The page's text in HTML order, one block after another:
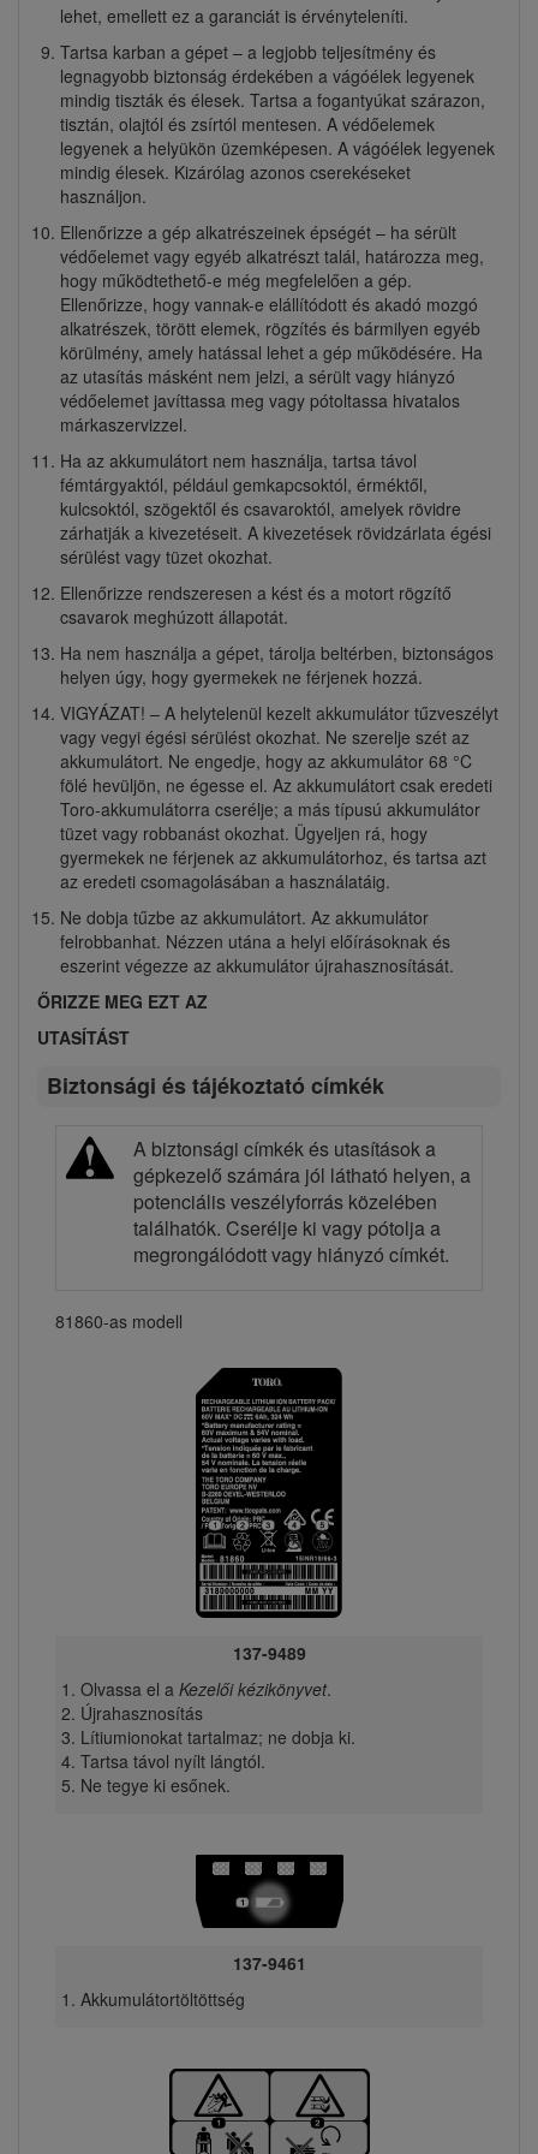
lehet, emellett ez a garanciát is érvényteleníti.
Tartsa karban a gépet – a legjobb teljesítmény és
legnagyobb biztonság érdekében a vágóélek legyenek
mindig tiszták és élesek. Tartsa a fogantyúkat szárazon,
tisztán, olajtól és zsírtól mentesen. A védőelemek
legyenek a helyükön üzemképesen. A vágóélek legyenek
mindig élesek. Kizárólag azonos cserekéseket
használjon.
Ellenőrizze a gép alkatrészeinek épségét – ha sérült
védőelemet vagy egyéb alkatrészt talál, határozza meg,
hogy működtethető-e még megfelelően a gép.
Ellenőrizze, hogy vannak-e elállítódott és akadó mozgó
alkatrészek, törött elemek, rögzítés és bármilyen egyéb
körülmény, amely hatással lehet a gép működésére. Ha
az utasítás másként nem jelzi, a sérült vagy hiányzó
védőelemet javíttassa meg vagy pótoltassa hivatalos
márkaszervizzel.
Ha az akkumulátort nem használja, tartsa távol
fémtárgyaktól, például gemkapcsoktól, érméktől,
kulcsoktól, szögektől és csavaroktól, amelyek rövidre
zárhatják a kivezetéseit. A kivezetések rövidzárlata égési
sérülést vagy tüzet okozhat.
Ellenőrizze rendszeresen a kést és a motort rögzítő
csavarok meghúzott állapotát.
Ha nem használja a gépet, tárolja beltérben, biztonságos
helyen úgy, hogy gyermekek ne férjenek hozzá.
VIGYÁZAT! – A helytelenül kezelt akkumulátor tűzveszélyt
vagy vegyi égési sérülést okozhat. Ne szerelje szét az
akkumulátort. Ne engedje, hogy az akkumulátor 68 °C
fölé hevüljön, ne égesse el. Az akkumulátort csak eredeti
Toro-akkumulátorra cserélje; a más típusú akkumulátor
tüzet vagy robbanást okozhat. Ügyeljen rá, hogy
gyermekek ne férjenek az akkumulátorhoz, és tartsa azt
az eredeti csomagolásában a használatáig.
Ne dobja tűzbe az akkumulátort. Az akkumulátor
felrobbanhat. Nézzen utána a helyi előírásoknak és
eszerint végezze az akkumulátor újrahasznosítását.
ŐRIZZE MEG EZT AZ
UTASÍTÁST
Biztonsági és tájékoztató címkék
A biztonsági címkék és utasítások a
gépkezelő számára jól látható helyen, a
potenciális veszélyforrás közelében
találhatók. Cserélje ki vagy pótolja a
megrongálódott vagy hiányzó címkét.
81860-as modell
137-9489
Olvassa el a Kezelői kézikönyvet.
Újrahasznosítás
Lítiumionokat tartalmaz; ne dobja ki.
Tartsa távol nyílt lángtól.
Ne tegye ki esőnek.
137-9461
Akkumulátortöltöttség